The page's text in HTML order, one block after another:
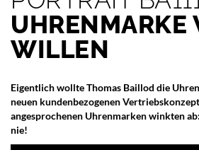
UHRENMARKE
WILLEN
Eigentlich wollte Thomas Baillod die
neuen kundenbezogenen
angesprochenen Uhrenmarken winkten
nie!